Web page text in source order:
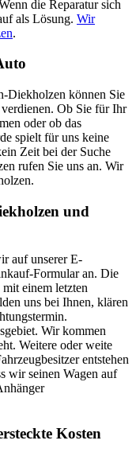
die Reparatur sich
als Lösung. Wir
.
Diekholzen können Sie
Ob Sie für Ihr
oder ob das
spielt für uns keine
Zeit bei der Suche
rufen Sie uns an. Wir
und
auf unserer E-
Formular an. Die
einem letzten
uns bei Ihnen, klären
Wir kommen
Weitere oder weite
entstehen
wir seinen Wagen auf
Kosten